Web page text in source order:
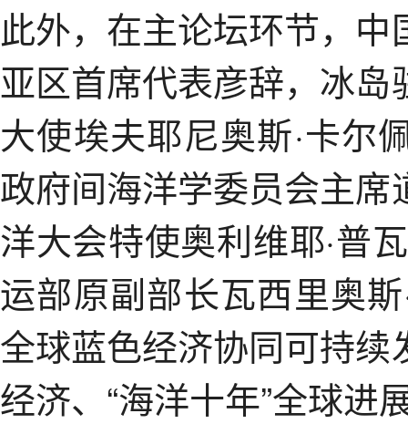
此外，在主论坛环节，
亚区首席代表彦辞，冰
大使埃夫耶尼奥斯·卡尔
政府间海洋学委员会主
洋大会特使奥利维耶·普
运部原副部长瓦西里奥
全球蓝色经济协同可持
经济、“海洋十年”全球进